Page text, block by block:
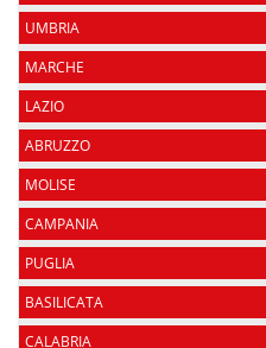
UMBRIA
MARCHE
LAZIO
ABRUZZO
MOLISE
CAMPANIA
PUGLIA
BASILICATA
CALABRIA